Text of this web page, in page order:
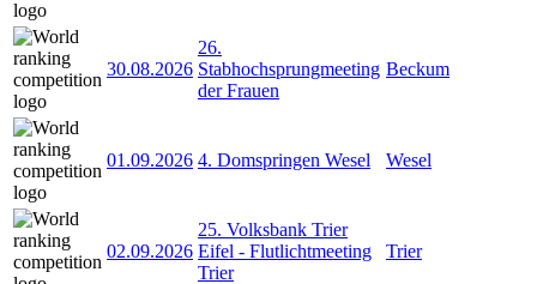
30.08.2026
26.
Stabhochsprungmeeting
der Frauen
Beckum
01.09.2026 4. Domspringen Wesel Wesel
02.09.2026
25. Volksbank Trier
Eifel - Flutlichtmeeting
Trier
Trier